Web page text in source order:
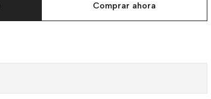
Comprar ahora